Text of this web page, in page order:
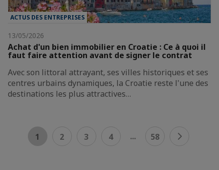
ACTUS DES ENTREPRISES
13/05/2026
Achat d'un bien immobilier en Croatie : Ce à quoi il
faut faire attention avant de signer le contrat
Avec son littoral attrayant, ses villes historiques et ses
centres urbains dynamiques, la Croatie reste l'une des
destinations les plus attractives…
1 2 3 4 ... 58